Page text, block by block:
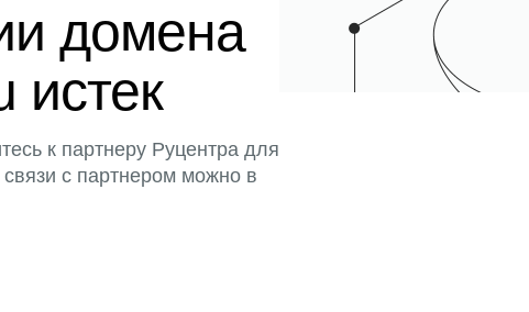
домена
истек
к партнеру Руцентра для
с партнером можно в